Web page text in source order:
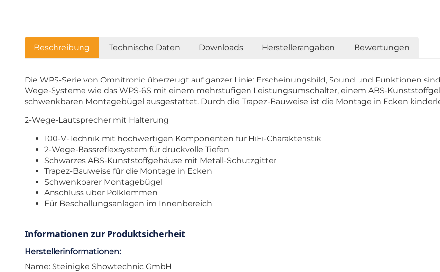
Beschreibung Technische Daten Downloads Herstellerangaben Bewertungen
Die WPS-Serie von Omnitronic überzeugt auf ganzer Linie: Erscheinungsbild, Sound und Funktionen
Wege-Systeme wie das WPS-6S mit einem mehrstufigen Leistungsumschalter, einem ABS-
schwenkbaren Montagebügel ausgestattet. Durch die Trapez-Bauweise ist die Montage in Ecken
2-Wege-Lautsprecher mit Halterung
100-V-Technik mit hochwertigen Komponenten für HiFi-Charakteristik
2-Wege-Bassreflexsystem für druckvolle Tiefen
Schwarzes ABS-Kunststoffgehäuse mit Metall-Schutzgitter
Trapez-Bauweise für die Montage in Ecken
Schwenkbarer Montagebügel
Anschluss über Polklemmen
Für Beschallungsanlagen im Innenbereich
Informationen zur Produktsicherheit
Herstellerinformationen:
Name: Steinigke Showtechnic GmbH